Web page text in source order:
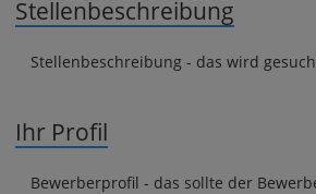
Stellenbeschreibung
Stellenbeschreibung - das wird
Ihr Profil
Bewerberprofil - das sollte der